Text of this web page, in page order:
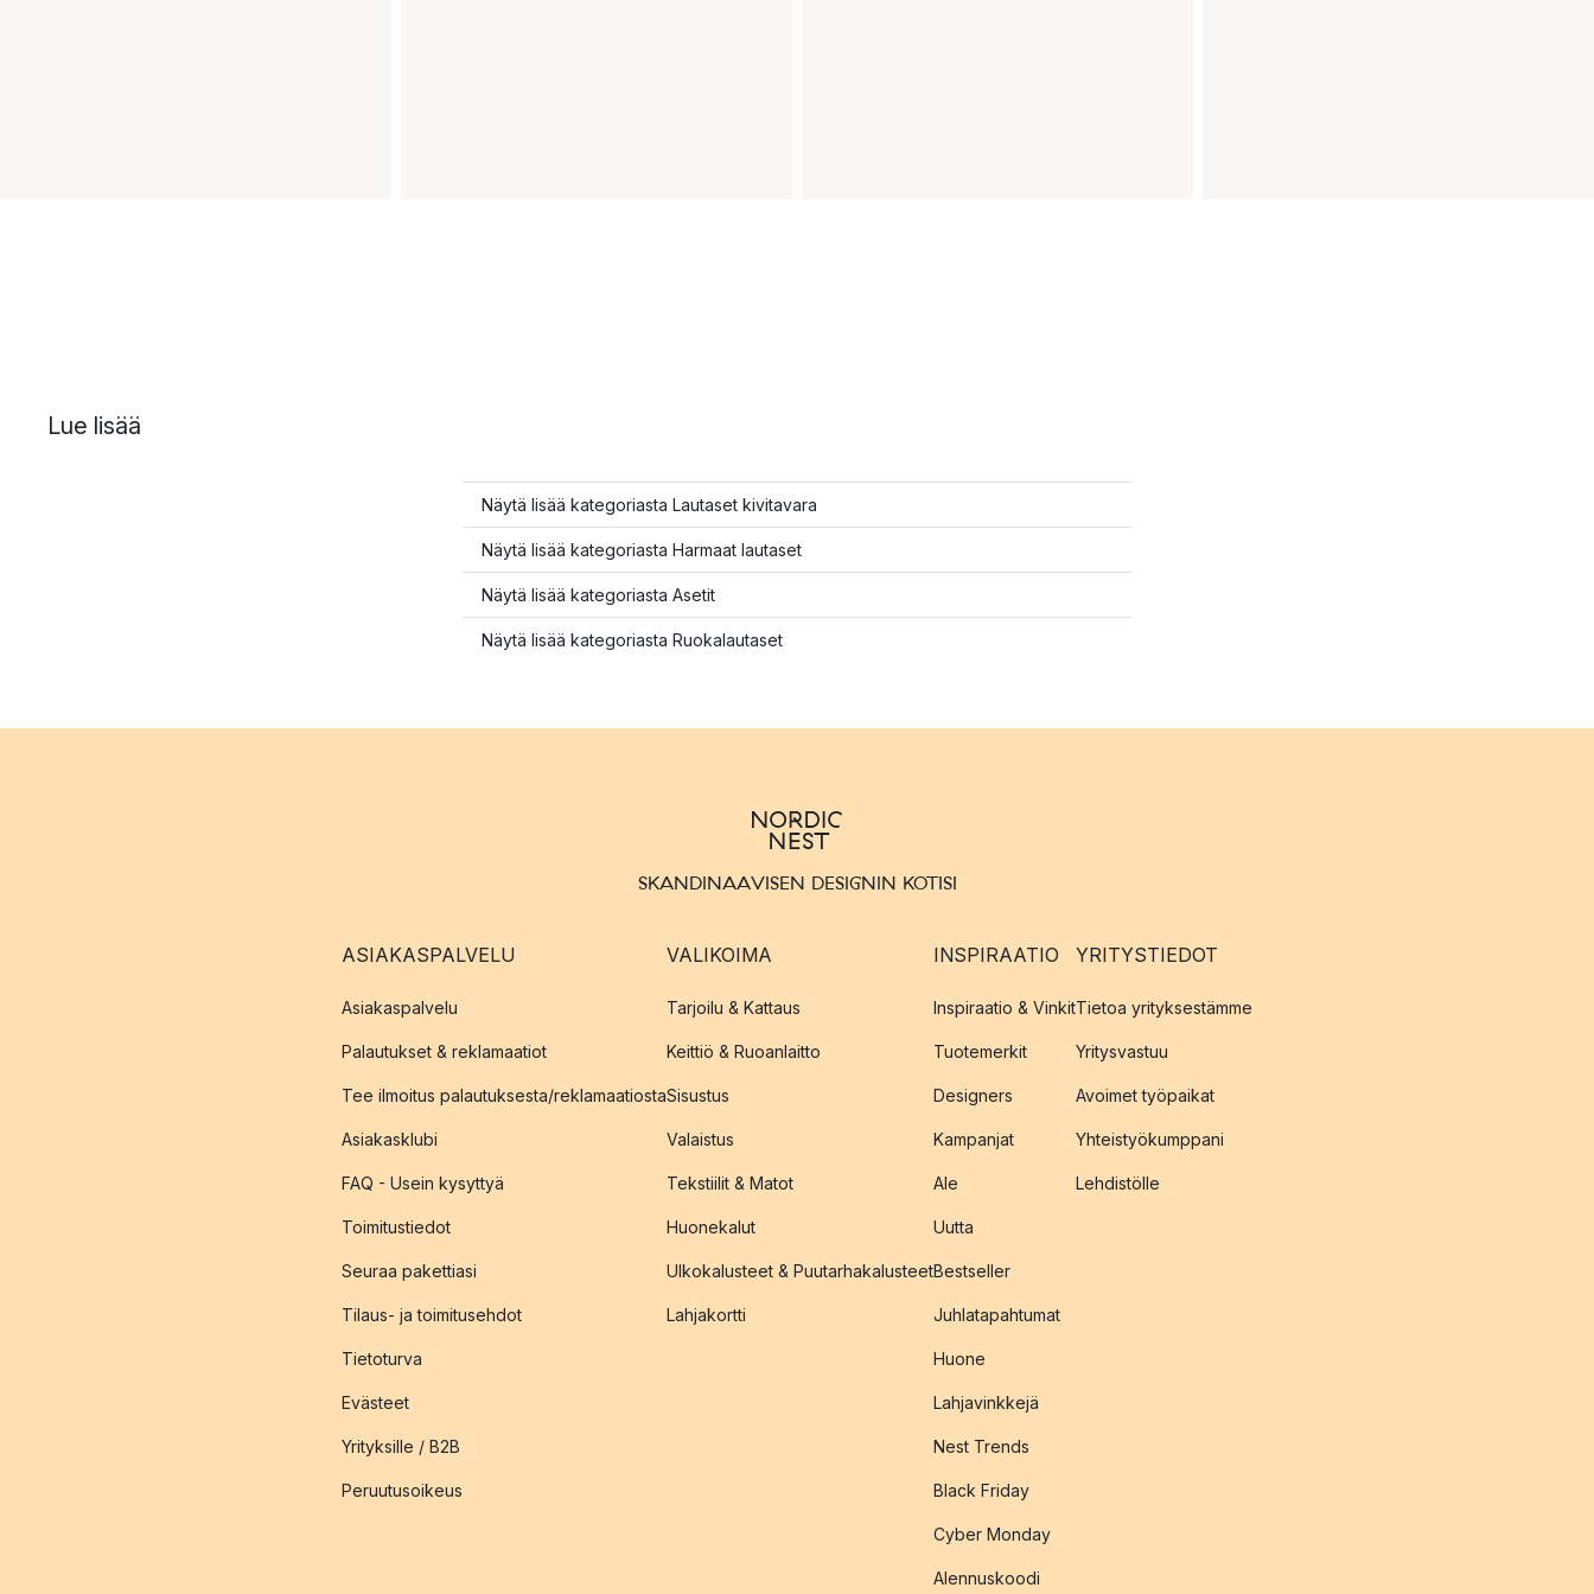
Lue lisää
Näytä lisää kategoriasta Lautaset kivitavara
Näytä lisää kategoriasta Harmaat lautaset
Näytä lisää kategoriasta Asetit
Näytä lisää kategoriasta Ruokalautaset
SKANDINAAVISEN DESIGNIN KOTISI
ASIAKASPALVELU
Asiakaspalvelu
Palautukset & reklamaatiot
Tee ilmoitus palautuksesta/reklamaatiosta
Asiakasklubi
FAQ - Usein kysyttyä
Toimitustiedot
Seuraa pakettiasi
Tilaus- ja toimitusehdot
Tietoturva
Evästeet
Yrityksille / B2B
Peruutusoikeus
VALIKOIMA
Tarjoilu & Kattaus
Keittiö & Ruoanlaitto
Sisustus
Valaistus
Tekstiilit & Matot
Huonekalut
Ulkokalusteet & Puutarhakalusteet
Lahjakortti
INSPIRAATIO
Inspiraatio & Vinkit
Tuotemerkit
Designers
Kampanjat
Ale
Uutta
Bestseller
Juhlatapahtumat
Huone
Lahjavinkkejä
Nest Trends
Black Friday
Cyber Monday
Alennuskoodi
YRITYSTIEDOT
Tietoa yrityksestämme
Yritysvastuu
Avoimet työpaikat
Yhteistyökumppani
Lehdistölle